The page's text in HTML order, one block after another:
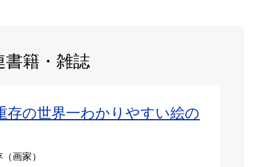
書籍・雑誌
存の世界一わかりやすい絵の
画家）